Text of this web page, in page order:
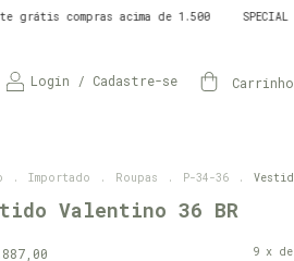
SPECIAL SALE! Frete grátis
Login / Cadastre-se Carrinho
. Importado . Roupas . P-34-36 .
Valentino 36 BR
9 x de